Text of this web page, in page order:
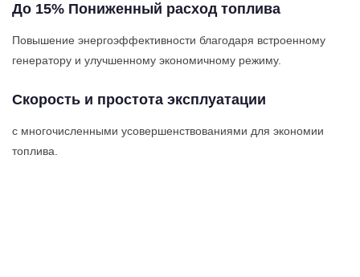
До 15% Пониженный расход топлива
Повышение энергоэффективности благодаря встроенному
генератору и улучшенному экономичному режиму.
Скорость и простота эксплуатации
с многочисленными усовершенствованиями для экономии
топлива.